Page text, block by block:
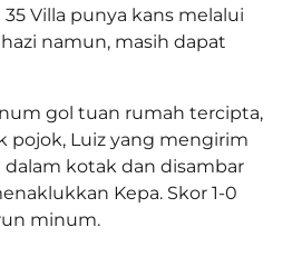
Villa punya kans melalui
namun, masih dapat
gol tuan rumah tercipta,
pojok, Luiz yang mengirim
kotak dan disambar
Kepa. Skor 1-0
minum.